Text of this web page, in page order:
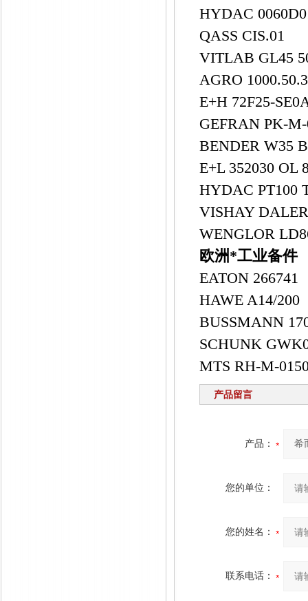
HYDAC
QASS CIS.01
VITLAB GL45
AGRO
E+H 72F25-
GEFRAN PK-
BENDER W35
E+L 352030 OL
HYDAC PT100
VISHAY
WENGLOR
欧洲*工业备件
EATON 266741
HAWE A14/200
BUSSMANN
SCHUNK
MTS RH-M-
产品留言
产品：
您的单位：
您的姓名：
联系电话：